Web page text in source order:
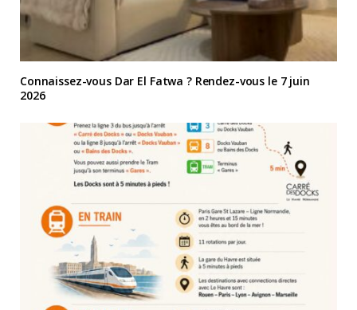
Connaissez-vous Dar El Fatwa ? Rendez-vous le 7 juin
2026